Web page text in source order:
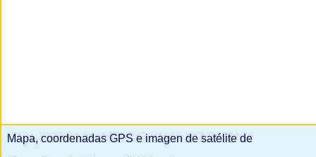
Mapa, coordenadas GPS e imagen de satélite de